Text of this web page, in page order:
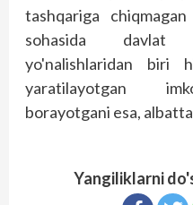
tashqariga
sohasida davlat
yo'nalishlaridan biri
yaratilayotgan
borayotgani esa,
Yangiliklarni